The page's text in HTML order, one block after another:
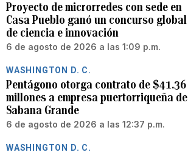
Proyecto de microrredes con sede en
Casa Pueblo ganó un concurso global
de ciencia e innovación
6 de agosto de 2026 a las 1:09 p.m.
WASHINGTON D. C.
Pentágono otorga contrato de $41.36
millones a empresa puertorriqueña de
Sabana Grande
6 de agosto de 2026 a las 12:37 p.m.
WASHINGTON D. C.